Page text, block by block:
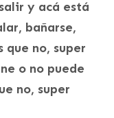
y acá está
bañarse,
que no, super
o no puede
no, super